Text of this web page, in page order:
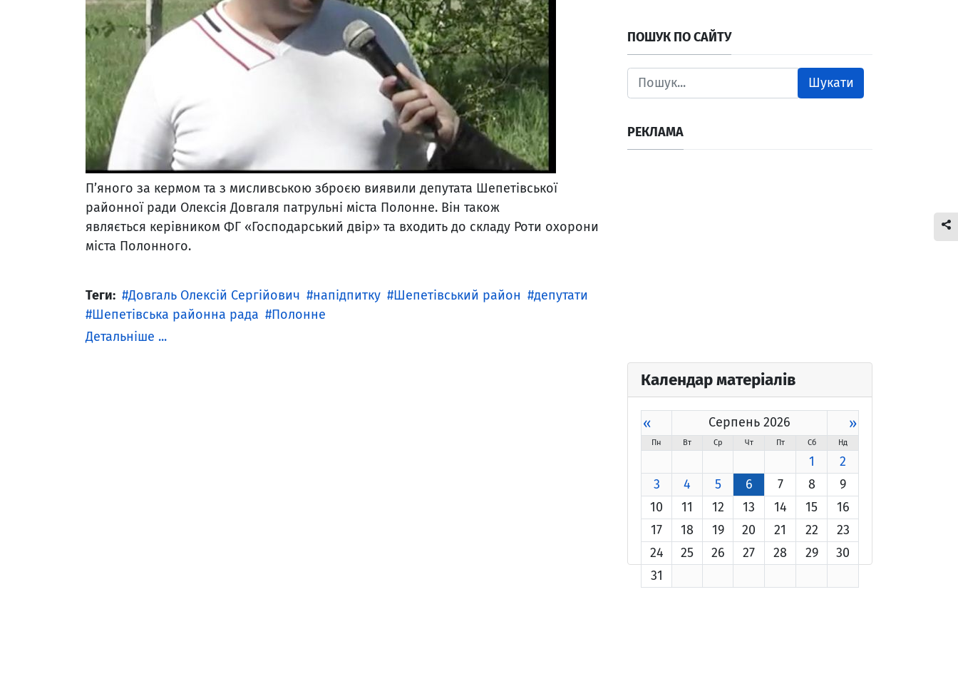
П’яного за кермом та з мисливською зброєю виявили депутата Шепетівської
районної ради Олексія Довгаля патрульні міста Полонне. Він також
являється керівником ФГ «Господарський двір» та входить до складу Роти охорони
міста Полонного.
Теги: Довгаль Олексій Сергійович напідпитку Шепетівський район
депутати
Шепетівська районна рада
Полонне
Детальніше ...
ПОШУК ПО САЙТУ
Шукати
РЕКЛАМА
Календар матеріалів
« Серпень 2026 »
Пн Вт Ср Чт Пт Сб Нд
1
2
3
4 5 6 7 8
9
10
11 12 13 14 15
16
17
18 19 20 21 22
23
24
25 26 27 28 29
30
31